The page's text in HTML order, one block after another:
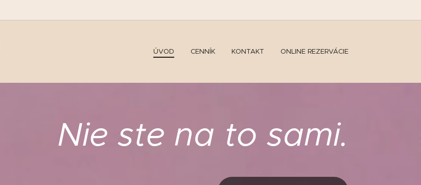
ÚVOD CENNÍK KONTAKT ONLINE REZERVÁCIE
Nie ste na to sami.